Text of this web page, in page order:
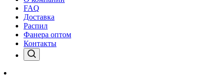
FAQ
Доставка
Распил
Фанера оптом
Контакты